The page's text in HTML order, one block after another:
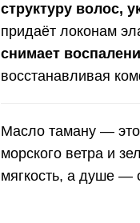
структуру волос,
придаёт локонам
снимает
восстанавливая
Масло таману — это
морского ветра и
мягкость, а душе —